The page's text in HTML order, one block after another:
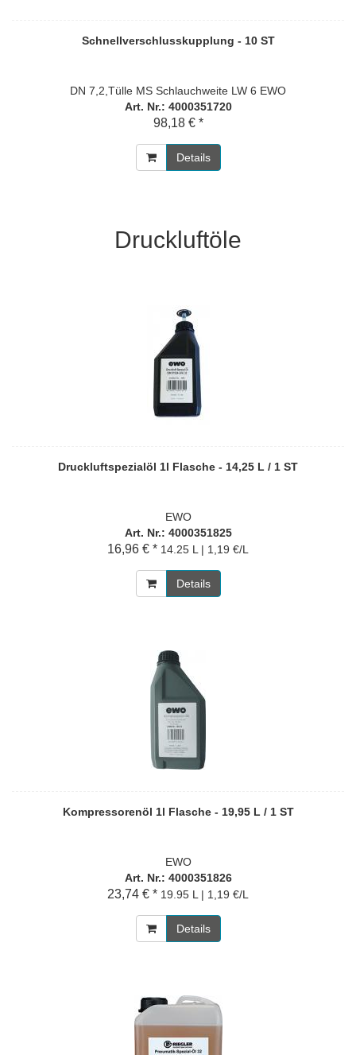
Schnellverschlusskupplung - 10 ST
DN 7,2,Tülle MS Schlauchweite LW 6 EWO
Art. Nr.: 4000351720
98,18 € *
Details
Druckluftöle
Druckluftspezialöl 1l Flasche - 14,25 L / 1 ST
EWO
Art. Nr.: 4000351825
16,96 € * 14.25 L | 1,19 €/L
Details
Kompressorenöl 1l Flasche - 19,95 L / 1 ST
EWO
Art. Nr.: 4000351826
23,74 € * 19.95 L | 1,19 €/L
Details